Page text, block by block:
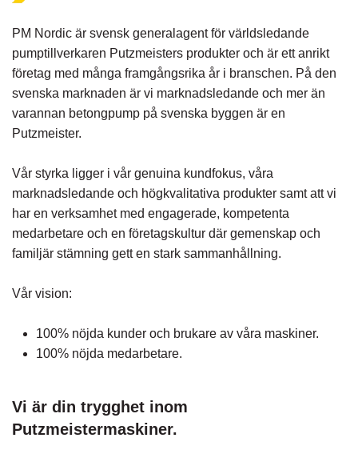
PM Nordic är svensk generalagent för världsledande
pumptillverkaren Putzmeisters produkter och är ett anrikt
företag med många framgångsrika år i branschen. På den
svenska marknaden är vi marknadsledande och mer än
varannan betongpump på svenska byggen är en
Putzmeister.
Vår styrka ligger i vår genuina kundfokus, våra
marknadsledande och högkvalitativa produkter samt att vi
har en verksamhet med engagerade, kompetenta
medarbetare och en företagskultur där gemenskap och
familjär stämning gett en stark sammanhållning.
Vår vision:
100% nöjda kunder och brukare av våra maskiner.
100% nöjda medarbetare.
Vi är din trygghet inom
Putzmeistermaskiner.